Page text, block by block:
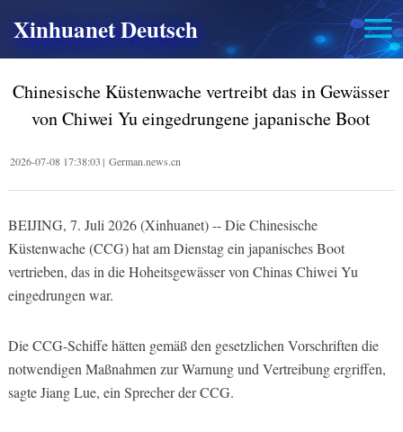
Xinhuanet Deutsch
Chinesische Küstenwache vertreibt das in Gewässer
von Chiwei Yu eingedrungene japanische Boot
2026-07-08 17:38:03| German.news.cn
BEIJING, 7. Juli 2026 (Xinhuanet) -- Die Chinesische
Küstenwache (CCG) hat am Dienstag ein japanisches Boot
vertrieben, das in die Hoheitsgewässer von Chinas Chiwei Yu
eingedrungen war.
Die CCG-Schiffe hätten gemäß den gesetzlichen Vorschriften die
notwendigen Maßnahmen zur Warnung und Vertreibung ergriffen,
sagte Jiang Lue, ein Sprecher der CCG.